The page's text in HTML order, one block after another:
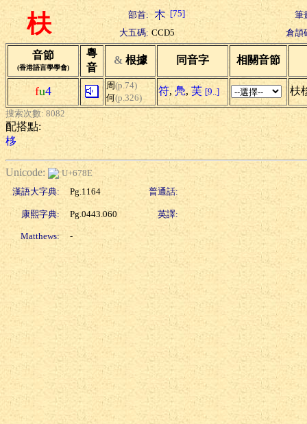
枎 部首: [75]
筆
大五碼: CCD5 倉頡
音節
(香港語言學學會)
粵
音
& 根據 同音字 相關音節
fu4 周(p.74)
何(p.326)
符, 鳧, 芙 [9..] 枎
搜索次數: 8082
配搭點:
栘
Unicode:
U+678E
漢語大字典:
Pg.1164 普通話:
康熙字典: Pg.0443.060 英譯:
Matthews: -